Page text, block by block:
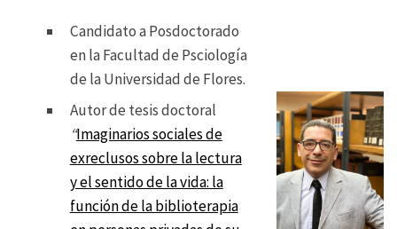
Candidato a Posdoctorado
en la Facultad de Psciología
de la Universidad de Flores.
Autor de tesis doctoral
“Imaginarios sociales de
exreclusos sobre la lectura
y el sentido de la vida: la
función de la biblioterapia